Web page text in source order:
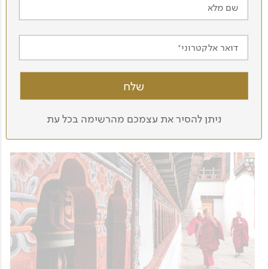
משגב
מסע בעקבות הביטלס
לפרטים נוספים
שם מלא
דואר אלקטרוני
ניתן להסיר את עצמכם מהרשימה בכל עת